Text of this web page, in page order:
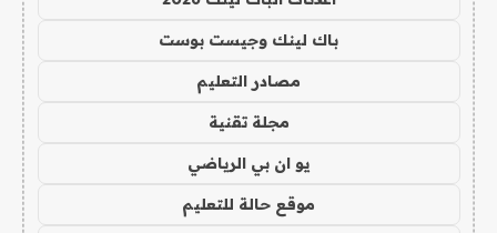
باك لينك وجيست بوست
مصادر التعليم
مجلة تقنية
يو ان بي الرياضي
موقع حالة للتعليم